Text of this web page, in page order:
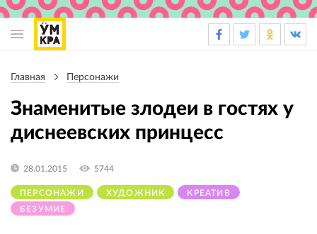
навигация
навигации
Главная Персонажи
Знаменитые злодеи в гостях у
диснеевских принцесс
ПЕРСОНАЖИ ХУДОЖНИК
КРЕАТИВ
БЕЗУМИЕ
28.01.2015 5744